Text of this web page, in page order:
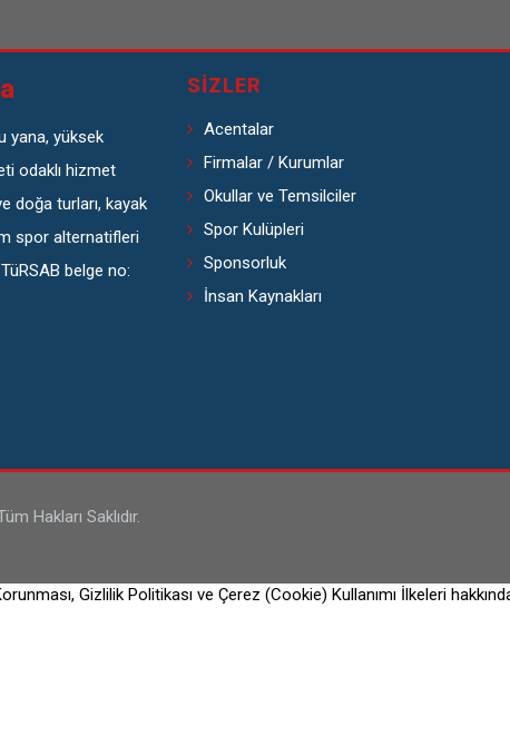
yana, yüksek
odaklı hizmet
doğa turları, kayak
spor alternatifleri
belge no:
SIZLER
Acentalar
Firmalar / Kurumlar
Okullar ve Temsilciler
Spor Kulüpleri
Sponsorluk
İnsan Kaynakları
Hakları Saklıdır.
Gizlilik Politikası ve Çerez (Cookie) Kullanımı İlkeleri